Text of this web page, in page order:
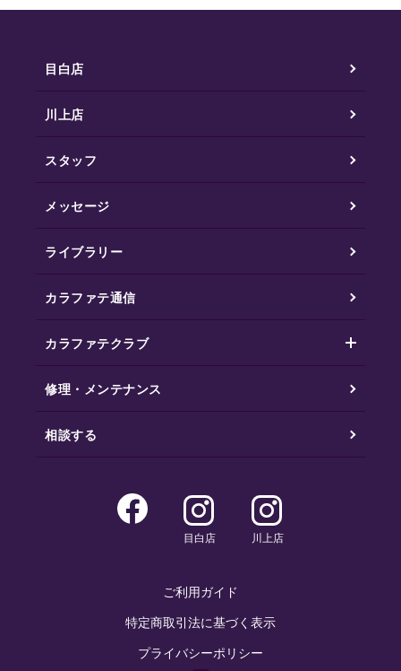
目白店
川上店
スタッフ
メッセージ
ライブラリー
カラファテ通信
カラファテクラブ
修理・メンテナンス
相談する
目白店 川上店
ご利用ガイド
特定商取引法に基づく表示
プライバシーポリシー